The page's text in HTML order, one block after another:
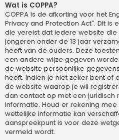
Wat is COPPA?
COPPA is de afkorting voor het
Privacy and Protection Act". Dit is
die vereist dat iedere website
jongeren onder de 13 jaar
heeft van de ouders. Deze
een andere wijze gegeven
de website persoonlijke
heeft. Indien je niet zeker bent of
de website waarop je wil
dan contact op met een
informatie. Houd er rekening
wettelijke informatie kan
aanspreekpunt is voor deze
vermeld wordt.